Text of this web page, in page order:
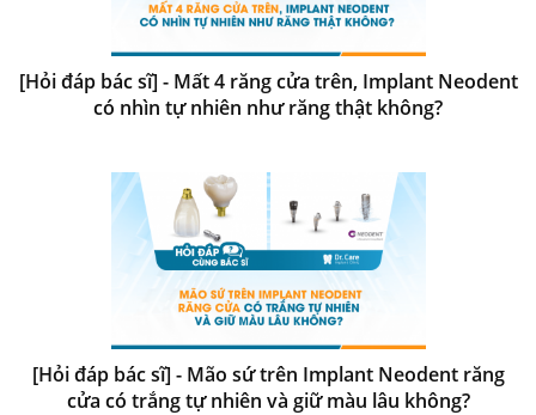
[Hỏi đáp bác sĩ] - Mất 4 răng cửa trên, Implant Neodent
có nhìn tự nhiên như răng thật không?
[Hỏi đáp bác sĩ] - Mão sứ trên Implant Neodent răng
cửa có trắng tự nhiên và giữ màu lâu không?